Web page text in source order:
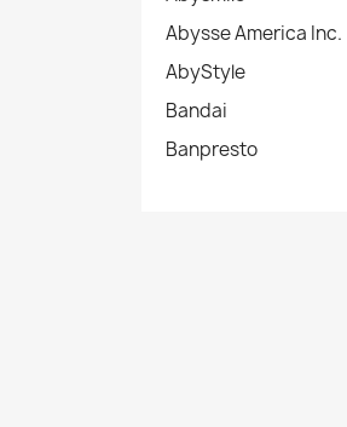
Abysse America Inc.
AbyStyle
Bandai
Banpresto